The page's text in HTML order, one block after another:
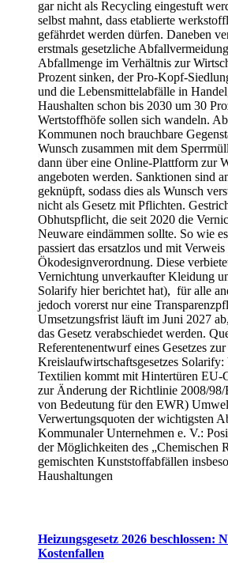
gar nicht als Recycling eingestuft
selbst mahnt, dass etablierte
gefährdet werden dürfen. Daneben
erstmals gesetzliche
Abfallmenge im Verhältnis zur
Prozent sinken, der Pro-Kopf-
und die Lebensmittelabfälle in
Haushalten schon bis 2030 um 30
Wertstoffhöfe sollen sich wandeln.
Kommunen noch brauchbare
Wunsch zusammen mit dem
dann über eine Online-Plattform zur
angeboten werden. Sanktionen sind
geknüpft, sodass dies als Wunsch
nicht als Gesetz mit Pflichten.
Obhutspflicht, die seit 2020 die
Neuware eindämmen sollte. So wie
passiert das ersatzlos und mit
Ökodesignverordnung. Diese
Vernichtung unverkaufter Kleidung
Solarify hier berichtet hat), für alle
jedoch vorerst nur eine
Umsetzungsfrist läuft im Juni 2027
das Gesetz verabschiedet werden.
Referentenentwurf eines Gesetzes
Kreislaufwirtschaftsgesetzes
Textilien kommt mit Hintertüren
zur Änderung der Richtlinie 2008/
von Bedeutung für den EWR)
Verwertungsquoten der wichtigsten
Kommunaler Unternehmen e. V.:
der Möglichkeiten des „Chemischen
gemischten Kunststoffabfällen
Haushaltungen
Heizungsgesetz 2026 beschlossen:
Kostenfallen